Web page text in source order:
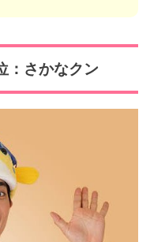
：さかなクン